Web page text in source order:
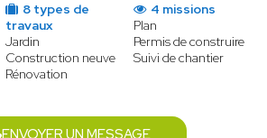
8 types de
travaux
Jardin
Construction neuve
Rénovation
4 missions
Plan
Permis de construire
Suivi de chantier